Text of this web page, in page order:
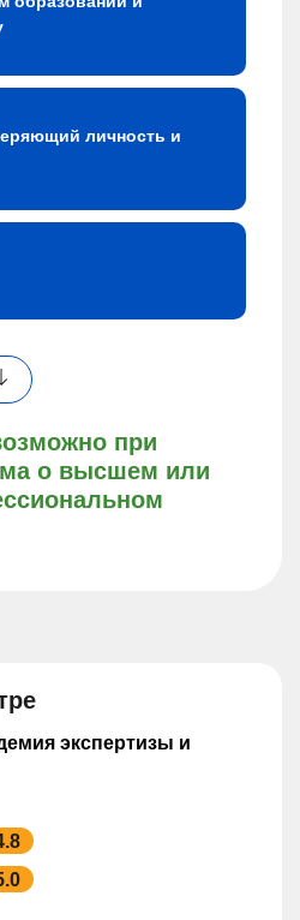
при
о высшем или
личность и
экспертизы и